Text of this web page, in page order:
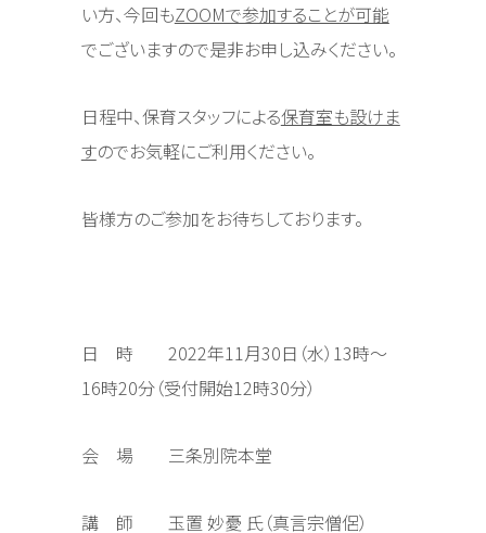
い方、今回もZOOMで参加することが可能
でございますので是非お申し込みください。
日程中、保育スタッフによる保育室も設けま
すのでお気軽にご利用ください。
皆様方のご参加をお待ちしております。
日 時 2022年11月30日（水）13時～
16時20分（受付開始12時30分）
会 場 三条別院本堂
講 師 玉置 妙憂 氏（真言宗僧侶）